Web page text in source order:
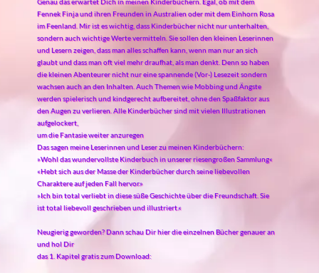
Fennek Finja und ihren Freunden in Australien oder mit dem Einhorn Rosa
im Feenland. Mir ist es wichtig, dass Kinderbücher nicht nur unterhalten,
sondern auch wichtige Werte vermitteln. Sie sollen den kleinen Leserinnen
und Lesern zeigen, dass man alles schaffen kann, wenn man nur an sich
glaubt und dass man oft viel mehr draufhat, als man denkt. Denn so haben
die kleinen Abenteurer nicht nur eine spannende (Vor-) Lesezeit sondern
wachsen auch an den Inhalten. Auch Themen wie Mobbing und Ängste
werden spielerisch und kindgerecht aufbereitet, ohne den Spaßfaktor aus
den Augen zu verlieren. Alle Kinderbücher sind mit vielen Illustrationen
aufgelockert,
um die Fantasie weiter anzuregen
Das sagen meine Leserinnen und Leser zu meinen Kinderbüchern:
»Wohl das wundervollste Kinderbuch in unserer riesengroßen Sammlung«
«Hebt sich aus der Masse der Kinderbücher durch seine liebevollen
Charaktere auf jeden Fall hervor.»
»Ich bin total verliebt in diese süße Geschichte über die Freundschaft. Sie
ist total liebevoll geschrieben und illustriert.«
Neugierig geworden? Dann schau Dir hier die einzelnen Bücher genauer an
und hol Dir
das 1. Kapitel gratis zum Download: